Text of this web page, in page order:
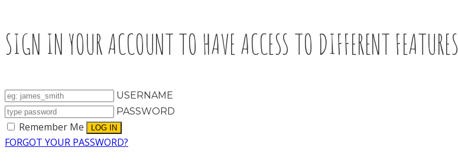
SIGN IN YOUR ACCOUNT TO HAVE ACCESS TO DIFFERENT FEATURES
USERNAME
PASSWORD
Remember Me
FORGOT YOUR PASSWORD?